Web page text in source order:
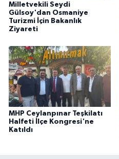
Milletvekili Seydi
Gülsoy'dan Osmaniye
Turizmi İçin Bakanlık
Ziyareti
MHP Ceylanpınar Teşkilatı
Halfeti İlçe Kongresi'ne
Katıldı